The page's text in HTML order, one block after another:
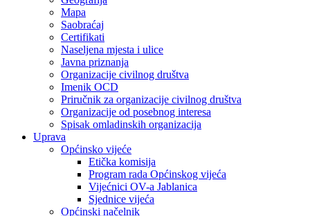
Mapa
Saobraćaj
Certifikati
Naseljena mjesta i ulice
Javna priznanja
Organizacije civilnog društva
Imenik OCD
Priručnik za organizacije civilnog društva
Organizacije od posebnog interesa
Spisak omladinskih organizacija
Uprava
Općinsko vijeće
Etička komisija
Program rada Općinskog vijeća
Vijećnici OV-a Jablanica
Sjednice vijeća
Općinski načelnik